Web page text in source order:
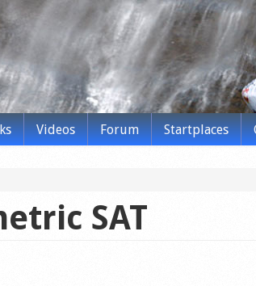
Videos Forum Startplaces
SAT